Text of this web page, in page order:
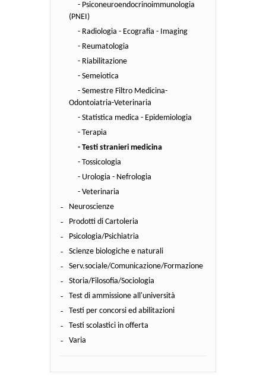
- Psiconeuroendocrinoimmunologia
(PNEI)
- Radiologia - Ecografia - Imaging
- Reumatologia
- Riabilitazione
- Semeiotica
- Semestre Filtro Medicina-
Odontoiatria-Veterinaria
- Statistica medica - Epidemiologia
- Terapia
- Testi stranieri medicina
- Tossicologia
- Urologia - Nefrologia
- Veterinaria
Neuroscienze
Prodotti di Cartoleria
Psicologia/Psichiatria
Scienze biologiche e naturali
Serv.sociale/Comunicazione/Formazione
Storia/Filosofia/Sociologia
Test di ammissione all'università
Testi per concorsi ed abilitazioni
Testi scolastici in offerta
Varia